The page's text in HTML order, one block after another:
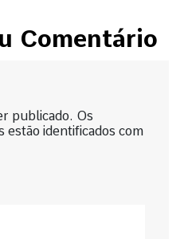
Comentário
publicado. Os
estão identificados com